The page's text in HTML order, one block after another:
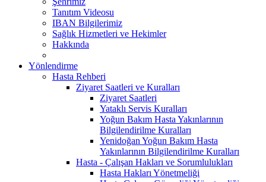
Tanıtım Videosu
IBAN Bilgilerimiz
Sağlık Hizmetleri ve Hekimler
Hakkında
Yönlendirme
Hasta Rehberi
Ziyaret Saatleri ve Kuralları
Ziyaret Saatleri
Yataklı Servis Kuralları
Yoğun Bakım Hasta Yakınlarının
Bilgilendirilme Kuralları
Yenidoğan Yoğun Bakım Hasta
Yakınlarının Bilgilendirilme Kuralları
Hasta - Çalışan Hakları ve Sorumlulukları
Hasta Hakları Yönetmeliği